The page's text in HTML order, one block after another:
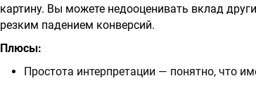
картину. Вы можете недооценивать вклад
резким падением конверсий.
Плюсы:
Простота интерпретации — понятно, что